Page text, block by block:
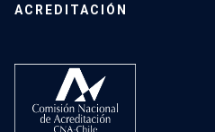
ACREDITACIÓN